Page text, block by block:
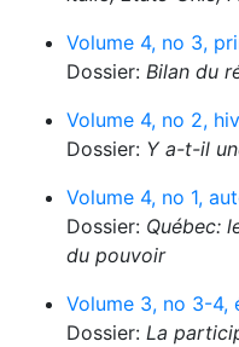
Volume 4, no 3,
Dossier: Bilan du
Volume 4, no 2,
Dossier: Y a-t-il
Volume 4, no 1,
Dossier: Québec:
du pouvoir
Volume 3, no 3-4,
Dossier: La